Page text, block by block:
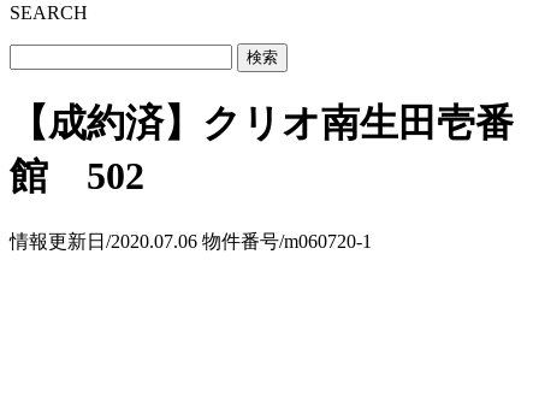
SEARCH
【成約済】クリオ南生田壱番
館 502
情報更新日/2020.07.06 物件番号/m060720-1